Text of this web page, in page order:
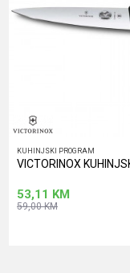
KUHINJSKI PROGRAM
VICTORINOX
53,11 KM
59,00KM